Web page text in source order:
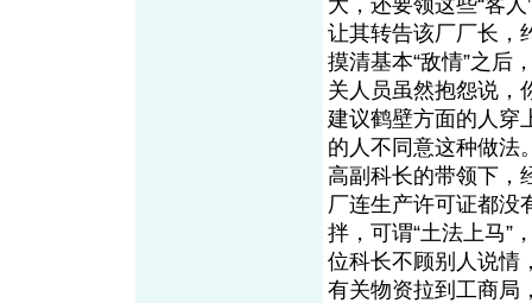
大，还要领这些“客
让其转告该厂厂长，
摸清基本“敌情”之后
关人员虽然抱怨说，
建议鹤壁方面的人穿
的人不同意这种做法
高副科长的带领下，
厂连生产许可证都没
拌，可谓“土法上马”
位科长不顾别人说情
有关物资拉到工商局